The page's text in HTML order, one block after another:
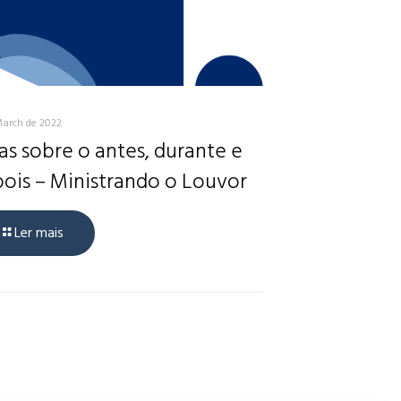
de 2022
sobre o antes, durante e
– Ministrando o Louvor
Ler mais